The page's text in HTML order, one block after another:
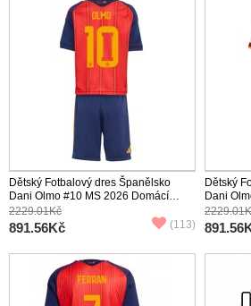
Dětský Fotbalový dres Španělsko
Dani Olmo #10 MS 2026 Domácí
Krátký Rukáv (+ trenýrky)
2229.01Kč
891.56Kč (113)
Dětský
Dani
Krátký